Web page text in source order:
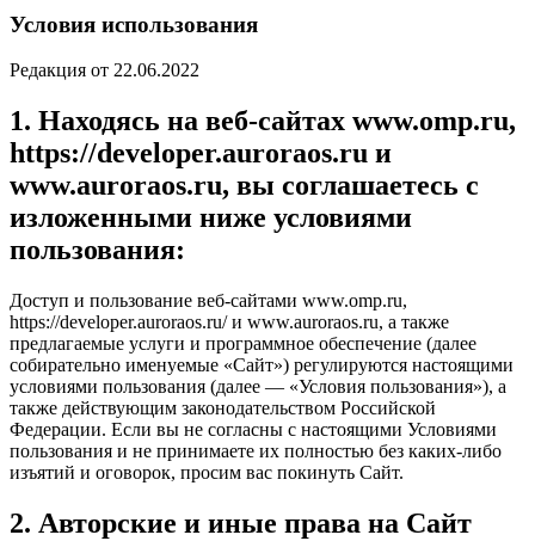
Условия использования
Редакция от 22.06.2022
1. Находясь на веб-сайтах www.omp.ru,
https://developer.auroraos.ru и
www.auroraos.ru, вы соглашаетесь с
изложенными ниже условиями
пользования:
Доступ и пользование веб-сайтами www.omp.ru,
https://developer.auroraos.ru/ и www.auroraos.ru, а также
предлагаемые услуги и программное обеспечение (далее
собирательно именуемые «Сайт») регулируются настоящими
условиями пользования (далее — «Условия пользования»), а
также действующим законодательством Российской
Федерации. Если вы не согласны с настоящими Условиями
пользования и не принимаете их полностью без каких-либо
изъятий и оговорок, просим вас покинуть Сайт.
2. Авторские и иные права на Сайт